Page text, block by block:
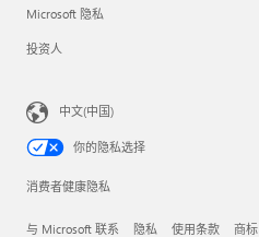
Microsoft 隐私
投资人
中文(中国)
你的隐私选择
消费者健康隐私
与 Microsoft 联系 隐私 使用条款 商标